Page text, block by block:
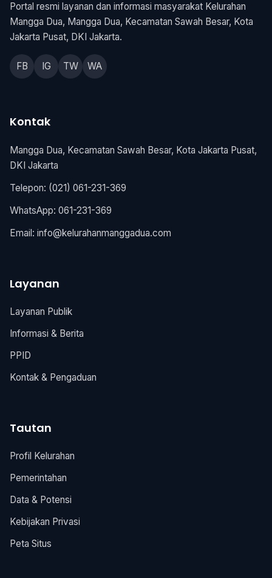
Portal resmi layanan dan informasi masyarakat Kelurahan
Mangga Dua, Mangga Dua, Kecamatan Sawah Besar, Kota
Jakarta Pusat, DKI Jakarta.
FB IG TW WA
Kontak
Mangga Dua, Kecamatan Sawah Besar, Kota Jakarta Pusat,
DKI Jakarta
Telepon: (021) 061-231-369
WhatsApp: 061-231-369
Email: info@kelurahanmanggadua.com
Layanan
Layanan Publik
Informasi & Berita
PPID
Kontak & Pengaduan
Tautan
Profil Kelurahan
Pemerintahan
Data & Potensi
Kebijakan Privasi
Peta Situs